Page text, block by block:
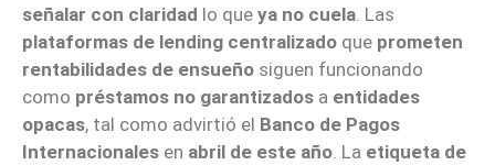
señalar con claridad lo que ya no cuela. Las
plataformas de lending centralizado que prometen
rentabilidades de ensueño siguen funcionando
como préstamos no garantizados a entidades
opacas, tal como advirtió el Banco de Pagos
Internacionales en abril de este año. La etiqueta de